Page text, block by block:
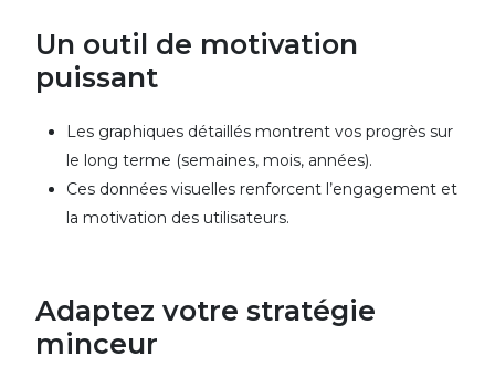
Un outil de motivation
puissant
Les graphiques détaillés montrent vos progrès sur
le long terme (semaines, mois, années).
Ces données visuelles renforcent l’engagement et
la motivation des utilisateurs.
Adaptez votre stratégie
minceur